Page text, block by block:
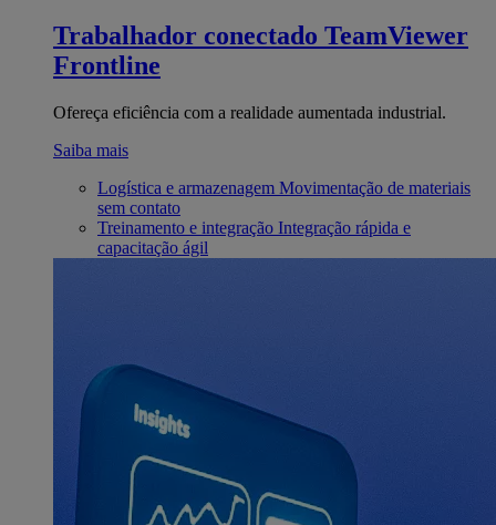
Trabalhador conectado TeamViewer
Frontline
Ofereça eficiência com a realidade aumentada industrial.
Saiba mais
Logística e armazenagem Movimentação de materiais
sem contato
Treinamento e integração Integração rápida e
capacitação ágil